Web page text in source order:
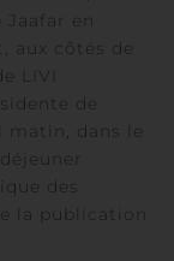
en
aux côtés de
LIVI
de
matin, dans le
des
la publication